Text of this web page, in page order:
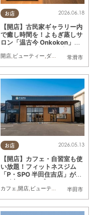
専門店,おひとりさま,友人 KURUTOHP
お店
常滑市
2026.06.18
【開店】古民家ギャラリー内
で癒し時間を！よもぎ蒸しサ
ロン「温古今 Onkokon」常
開店, ビューティー,ダイエット ,健康
お店
半田市
2026.05.13
【開店】カフェ・自習室も使
い放題！フィットネスジム
「P・SPO 半田住吉店」が4/
29(水)にオープン
カフェ 開店, ビューティー ダイエット